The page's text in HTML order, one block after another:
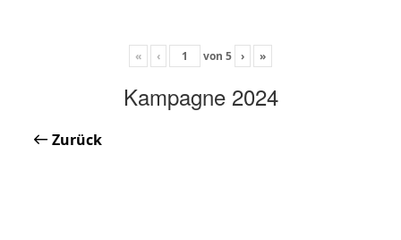
« ‹ von 5 › »
Kampagne 2024
Zurück